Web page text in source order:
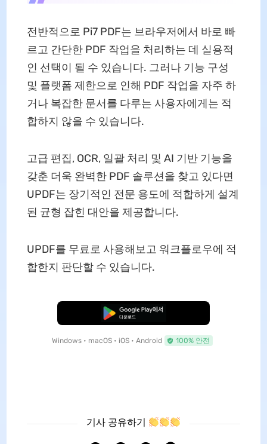
전반적으로 Pi7 PDF는 브라우저에서 바로 빠
르고 간단한 PDF 작업을 처리하는 데 실용적
인 선택이 될 수 있습니다. 그러나 기능 구성
및 플랫폼 제한으로 인해 PDF 작업을 자주 하
거나 복잡한 문서를 다루는 사용자에게는 적
합하지 않을 수 있습니다.
고급 편집, OCR, 일괄 처리 및 AI 기반 기능을
갖춘 더욱 완벽한 PDF 솔루션을 찾고 있다면
UPDF는 장기적인 전문 용도에 적합하게 설계
된 균형 잡힌 대안을 제공합니다.
UPDF를 무료로 사용해보고 워크플로우에 적
합한지 판단할 수 있습니다.
무료로 다운로드
Windows • macOS • iOS • Android 100% 안전
기사 공유하기